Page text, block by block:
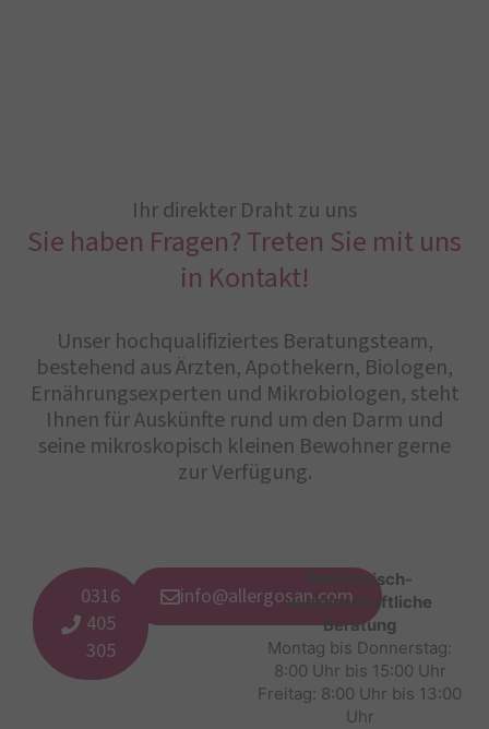
Ihr direkter Draht zu uns
Sie haben Fragen? Treten Sie mit uns
in Kontakt!
Unser hochqualifiziertes Beratungsteam,
bestehend aus Ärzten, Apothekern, Biologen,
Ernährungsexperten und Mikrobiologen, steht
Ihnen für Auskünfte rund um den Darm und
seine mikroskopisch kleinen Bewohner gerne
zur Verfügung.
0316
405
305
info@allergosan.com
Medizinisch-
wissenschaftliche
Beratung
Montag bis Donnerstag:
8:00 Uhr bis 15:00 Uhr
Freitag: 8:00 Uhr bis 13:00
Uhr